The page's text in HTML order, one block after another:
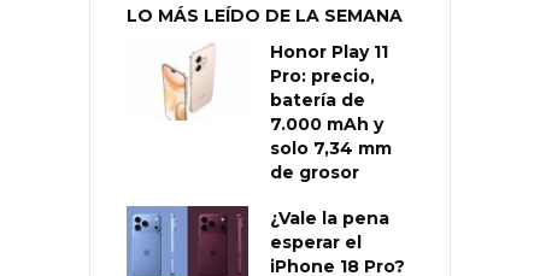
LO MÁS LEÍDO DE LA SEMANA
Honor Play 11
Pro: precio,
batería de
7.000 mAh y
solo 7,34 mm
de grosor
¿Vale la pena
esperar el
iPhone 18 Pro?